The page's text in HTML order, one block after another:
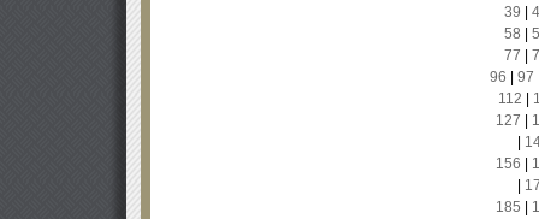
39
58
77
96
97
112
127
156
185